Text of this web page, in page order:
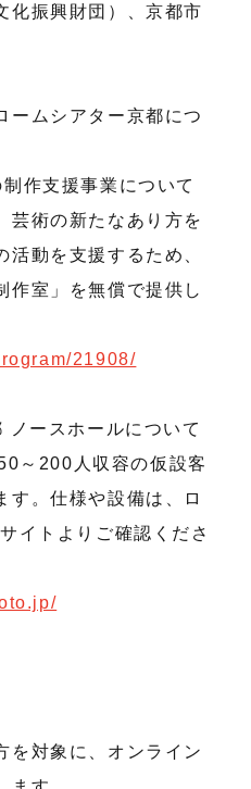
化振興財団）、京都市
ムシアター京都につ
作支援事業について
芸術の新たなあり方を
動を支援するため、
作室」を無償で提供し
21908/
ースホールについて
～200人収容の仮設客
す。仕様や設備は、ロ
イトよりご確認くださ
を対象に、オンライン